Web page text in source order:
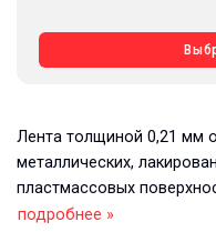
Лента толщиной 0,21 мм
металлических,
пластмассовых
подробнее »